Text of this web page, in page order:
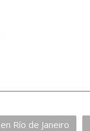
Río de Janeiro